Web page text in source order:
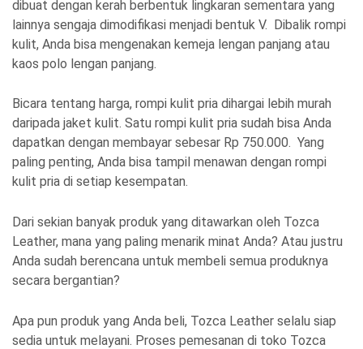
dibuat dengan kerah berbentuk lingkaran sementara yang
lainnya sengaja dimodifikasi menjadi bentuk V. Dibalik rompi
kulit, Anda bisa mengenakan kemeja lengan panjang atau
kaos polo lengan panjang.
Bicara tentang harga, rompi kulit pria dihargai lebih murah
daripada jaket kulit. Satu rompi kulit pria sudah bisa Anda
dapatkan dengan membayar sebesar Rp 750.000. Yang
paling penting, Anda bisa tampil menawan dengan rompi
kulit pria di setiap kesempatan.
Dari sekian banyak produk yang ditawarkan oleh Tozca
Leather, mana yang paling menarik minat Anda? Atau justru
Anda sudah berencana untuk membeli semua produknya
secara bergantian?
Apa pun produk yang Anda beli, Tozca Leather selalu siap
sedia untuk melayani. Proses pemesanan di toko Tozca